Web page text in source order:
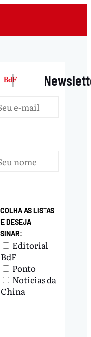
|
AS LISTAS
DESEJA
Editorial
BdF
Ponto
Notícias da
China